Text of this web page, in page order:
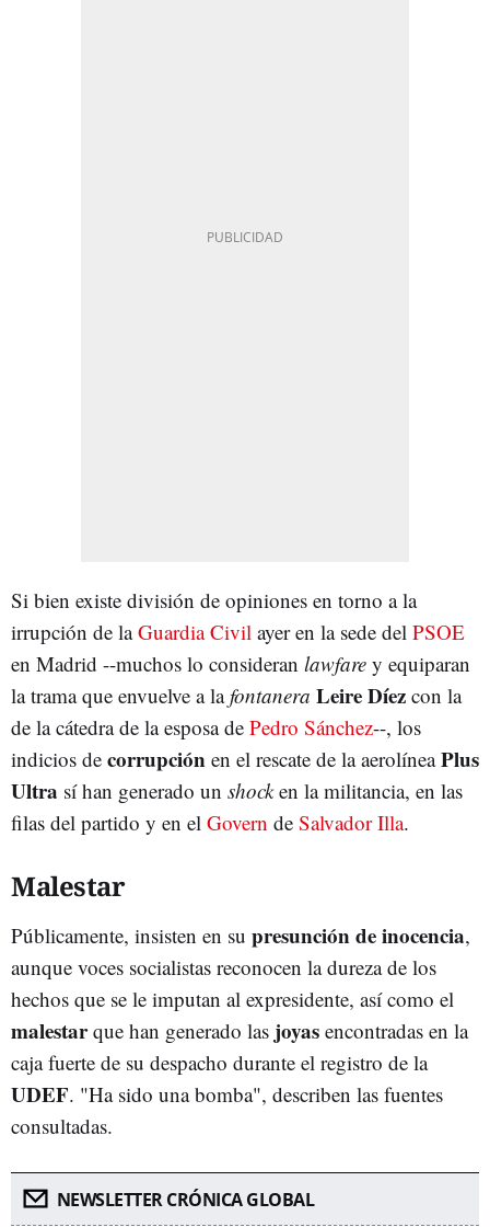
Si bien existe división de opiniones en torno a la
irrupción de laGuardia Civil ayer en la sede del PSOE
en Madrid --muchos lo consideran lawfare y equiparan
la trama que envuelve a lafontanera Leire Díez con la
de la cátedra de la esposa de Pedro Sánchez--, los
indicios de corrupción en el rescate de la aerolíneaPlus
Ultra sí han generado un shocken la militancia, en las
filas del partido y en el Govern de Salvador Illa.
Malestar
Públicamente, insisten en su presunción de inocencia,
aunque voces socialistas reconocen la dureza de los
hechos que se le imputan al expresidente, así como el
malestarque han generado las joyas encontradas en la
caja fuerte de su despacho durante el registro de la
UDEF. "Ha sido una bomba", describen las fuentes
consultadas.
NEWSLETTER CRÓNICA GLOBAL